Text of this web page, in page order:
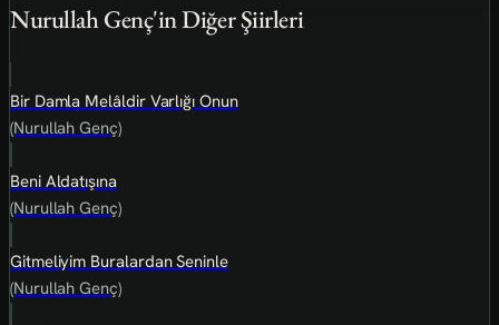
Nurullah Genç'in Diğer Şiirleri
Bir Damla Melâldir Varlığı Onun
(Nurullah Genç)
Beni Aldatışına
(Nurullah Genç)
Gitmeliyim Buralardan Seninle
(Nurullah Genç)